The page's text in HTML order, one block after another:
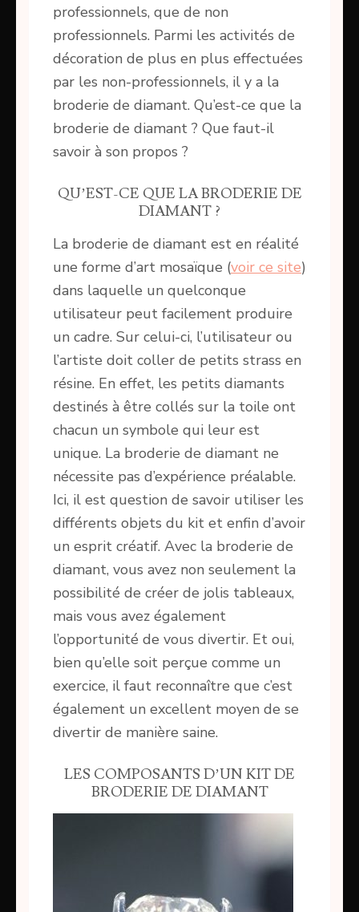
professionnels, que de non
professionnels. Parmi les activités de
décoration de plus en plus effectuées
par les non-professionnels, il y a la
broderie de diamant. Qu’est-ce que la
broderie de diamant ? Que faut-il
savoir à son propos ?
QU’EST-CE QUE LA BRODERIE DE
DIAMANT ?
La broderie de diamant est en réalité
une forme d’art mosaïque (voir ce site)
dans laquelle un quelconque
utilisateur peut facilement produire
un cadre. Sur celui-ci, l’utilisateur ou
l’artiste doit coller de petits strass en
résine. En effet, les petits diamants
destinés à être collés sur la toile ont
chacun un symbole qui leur est
unique. La broderie de diamant ne
nécessite pas d’expérience préalable.
Ici, il est question de savoir utiliser les
différents objets du kit et enfin d’avoir
un esprit créatif. Avec la broderie de
diamant, vous avez non seulement la
possibilité de créer de jolis tableaux,
mais vous avez également
l’opportunité de vous divertir. Et oui,
bien qu’elle soit perçue comme un
exercice, il faut reconnaître que c’est
également un excellent moyen de se
divertir de manière saine.
LES COMPOSANTS D’UN KIT DE
BRODERIE DE DIAMANT